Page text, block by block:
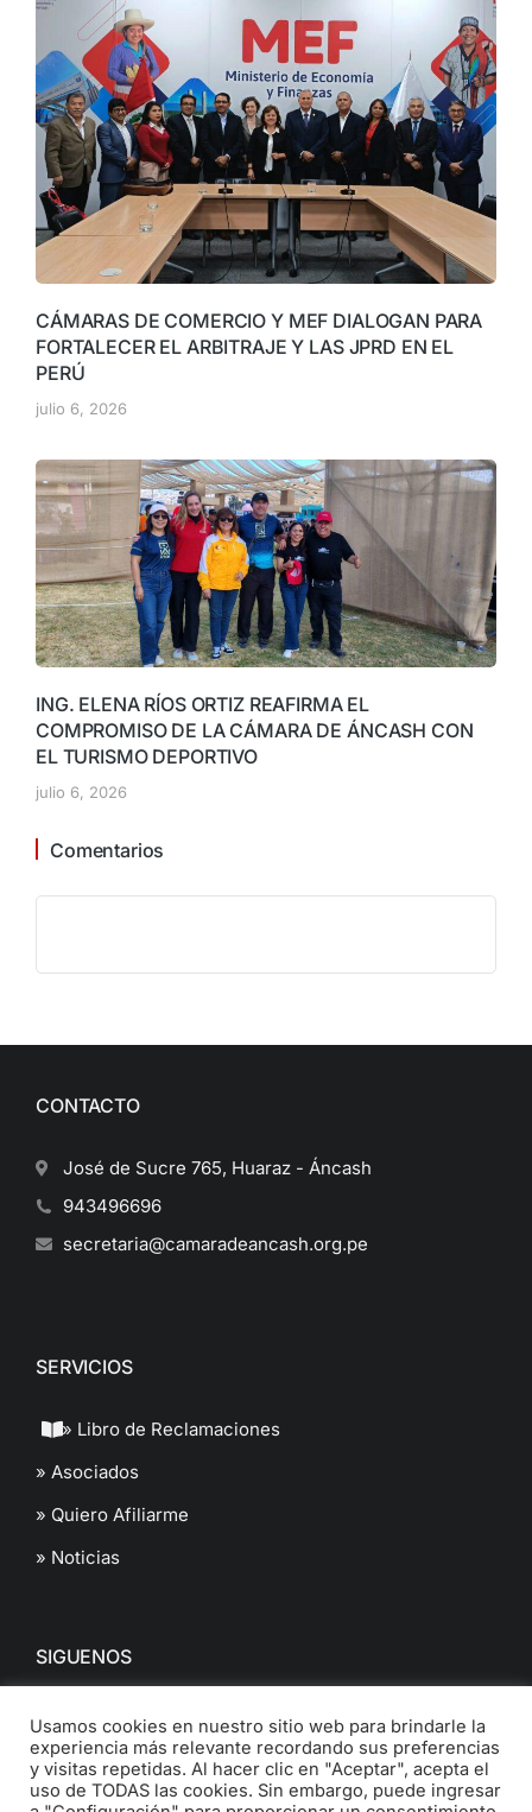
CÁMARAS DE COMERCIO Y MEF DIALOGAN PARA
FORTALECER EL ARBITRAJE Y LAS JPRD EN EL
PERÚ
julio 6, 2026
ING. ELENA RÍOS ORTIZ REAFIRMA EL
COMPROMISO DE LA CÁMARA DE ÁNCASH CON
EL TURISMO DEPORTIVO
julio 6, 2026
Comentarios
CONTACTO
José de Sucre 765, Huaraz - Áncash
943496696
secretaria@camaradeancash.org.pe
SERVICIOS
» Libro de Reclamaciones
» Asociados
» Quiero Afiliarme
» Noticias
SIGUENOS
Usamos cookies en nuestro sitio web para brindarle la
experiencia más relevante recordando sus preferencias
y visitas repetidas. Al hacer clic en "Aceptar", acepta el
uso de TODAS las cookies. Sin embargo, puede ingresar